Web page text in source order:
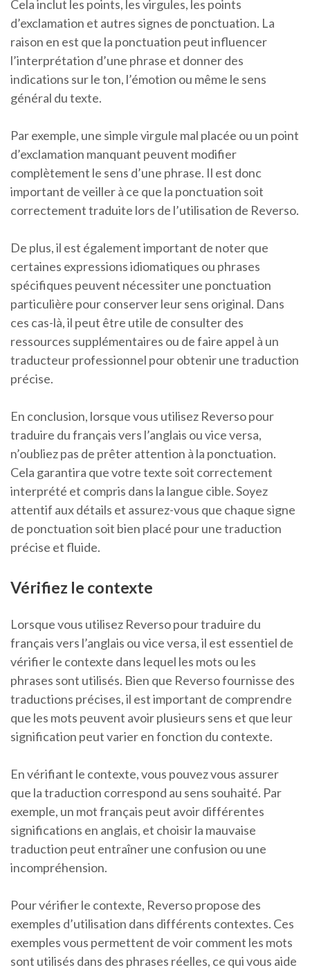
Cela inclut les points, les virgules, les points
d’exclamation et autres signes de ponctuation. La
raison en est que la ponctuation peut influencer
l’interprétation d’une phrase et donner des
indications sur le ton, l’émotion ou même le sens
général du texte.
Par exemple, une simple virgule mal placée ou un point
d’exclamation manquant peuvent modifier
complètement le sens d’une phrase. Il est donc
important de veiller à ce que la ponctuation soit
correctement traduite lors de l’utilisation de Reverso.
De plus, il est également important de noter que
certaines expressions idiomatiques ou phrases
spécifiques peuvent nécessiter une ponctuation
particulière pour conserver leur sens original. Dans
ces cas-là, il peut être utile de consulter des
ressources supplémentaires ou de faire appel à un
traducteur professionnel pour obtenir une traduction
précise.
En conclusion, lorsque vous utilisez Reverso pour
traduire du français vers l’anglais ou vice versa,
n’oubliez pas de prêter attention à la ponctuation.
Cela garantira que votre texte soit correctement
interprété et compris dans la langue cible. Soyez
attentif aux détails et assurez-vous que chaque signe
de ponctuation soit bien placé pour une traduction
précise et fluide.
Vérifiez le contexte
Lorsque vous utilisez Reverso pour traduire du
français vers l’anglais ou vice versa, il est essentiel de
vérifier le contexte dans lequel les mots ou les
phrases sont utilisés. Bien que Reverso fournisse des
traductions précises, il est important de comprendre
que les mots peuvent avoir plusieurs sens et que leur
signification peut varier en fonction du contexte.
En vérifiant le contexte, vous pouvez vous assurer
que la traduction correspond au sens souhaité. Par
exemple, un mot français peut avoir différentes
significations en anglais, et choisir la mauvaise
traduction peut entraîner une confusion ou une
incompréhension.
Pour vérifier le contexte, Reverso propose des
exemples d’utilisation dans différents contextes. Ces
exemples vous permettent de voir comment les mots
sont utilisés dans des phrases réelles, ce qui vous aide